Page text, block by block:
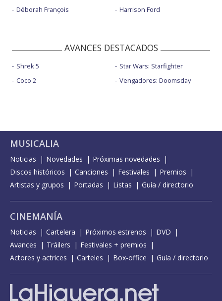
Déborah François
Harrison Ford
AVANCES DESTACADOS
Shrek 5
Coco 2
Star Wars: Starfighter
Vengadores: Doomsday
MUSICALIA
Noticias Novedades
Próximas novedades
Discos históricos
Canciones Festivales
Premios
Artistas y grupos
Portadas Listas Guía / directorio
CINEMANÍA
Noticias Cartelera Próximos estrenos
DVD
Avances
Tráilers
Festivales + premios
Actores y actrices
Carteles Box-office Guía / directorio